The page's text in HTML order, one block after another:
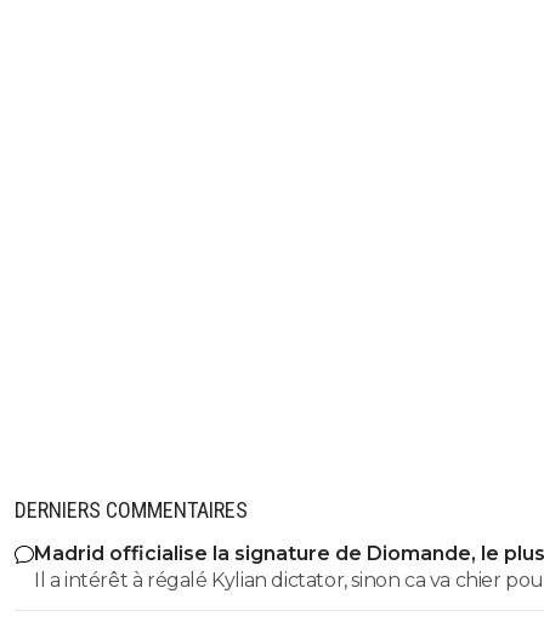
DERNIERS COMMENTAIRES
Madrid officialise la signature de Diomande, le
transfert de son histoire
Il a intérêt à régalé Kylian dictator, sinon ca va chier
matricule !